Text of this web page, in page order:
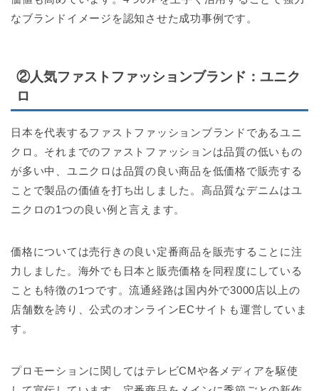
なブランドイメージを認知させた成功事例です。
②人気ファストファッションブランド：ユニク
ロ
日本を代表するファストファッションブランドであるユニ
クロ。それまでのファストファッションは品質の低いもの
が多い中、ユニクロは品質の良い商品を低価格で販売する
ことで製品の価値を打ち出しました。高品質なデニムはユ
ニクロの1つの良い例と言えます。
価格については売行きの良い定番商品を販売することに注
力しました。海外でも日本と販売価格を同程度にしている
ことも特徴の1つです。流通経路は国内外で3000店以上の
店舗数を誇り、公式のオンラインECサイトも運営していま
す。
プロモーションに関してはテレビCMや各メディアを駆使